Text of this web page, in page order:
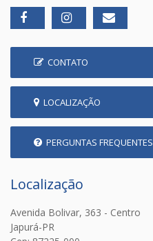
CONTATO
LOCALIZAÇÃO
PERGUNTAS FREQUENTES
Localização
Avenida Bolivar, 363 - Centro
Japurá-PR